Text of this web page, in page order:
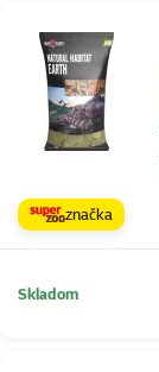
značka
Skladom